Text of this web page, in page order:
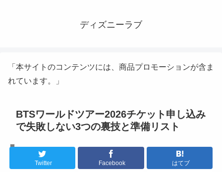
ディズニーラブ
「本サイトのコンテンツには、商品プロモーションが含ま
れています。」
BTSワールドツアー2026チケット申し込み
で失敗しない3つの裏技と準備リスト
Twitter Facebook はてブ